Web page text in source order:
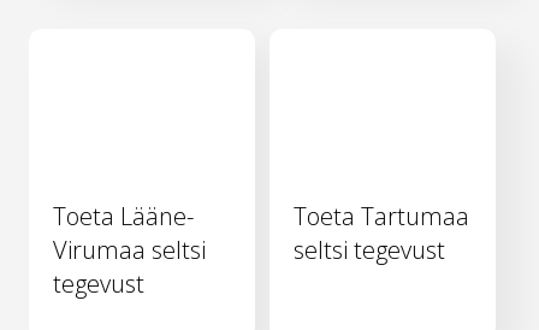
Toeta Lääne-
Virumaa seltsi
tegevust
Toeta Tartumaa
seltsi tegevust